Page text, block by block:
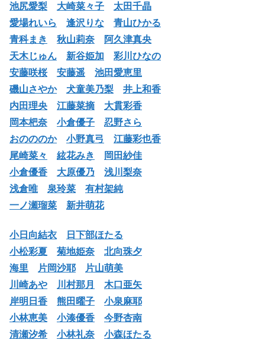
池尻愛梨
大崎菜々子
太田千晶
愛場れいら
逢沢りな
青山ひかる
青科まき
秋山莉奈
阿久津真央
天木じゅん
新谷姫加
彩川ひなの
安藤咲桜
安藤遥
池田愛恵里
磯山さやか
犬童美乃梨
井上和香
内田理央
江藤菜摘
大貫彩香
岡本杷奈
小倉優子
忍野さら
おのののか
小野真弓
江藤彩也香
尾崎菜々
絃花みき
岡田紗佳
小倉優香
大原優乃
浅川梨奈
浅倉唯
泉玲菜
有村架純
一ノ瀬瑠菜
新井萌花
小日向結衣
日下部ほたる
小松彩夏
菊地姫奈
北向珠夕
海里
片岡沙耶
片山萌美
川崎あや
川村那月
木口亜矢
岸明日香
熊田曜子
小泉麻耶
小林恵美
小湊優香
今野杏南
清瀬汐希
小林礼奈
小森ほたる